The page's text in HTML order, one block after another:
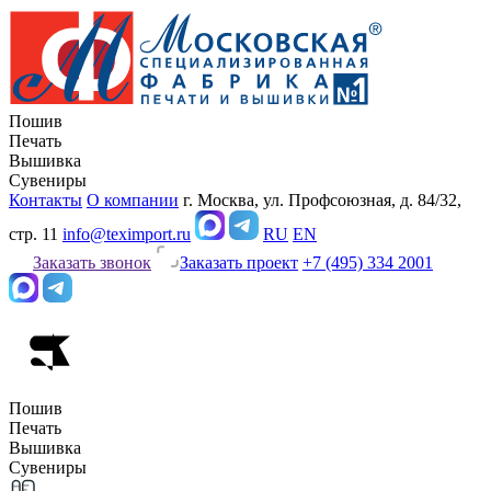
Пошив
Печать
Вышивка
Сувениры
Контакты О компании г. Москва, ул. Профсоюзная, д. 84/32,
стр. 11 info@teximport.ru RU EN
Заказать звонок
Заказать проект +7 (495) 334 2001
Пошив
Печать
Вышивка
Сувениры